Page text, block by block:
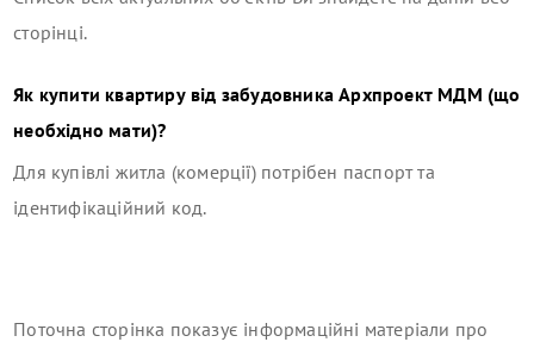
сторінці.
Як купити квартиру від забудовникаАрхпроект МДМ (що
необхідно мати)?
Для купівлі житла (комерції) потрібен паспорт та
ідентифікаційний код.
Поточна сторінка показує інформаційні матеріали про